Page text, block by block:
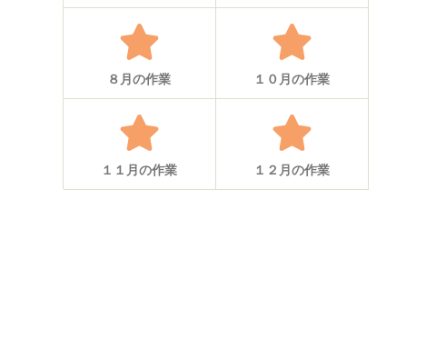
８月の作業 １０月の作業
１１月の作業 １２月の作業